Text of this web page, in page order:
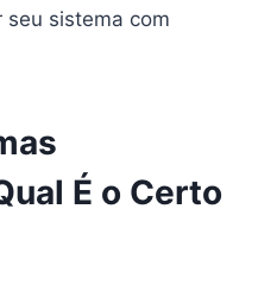
sistema com
É o Certo